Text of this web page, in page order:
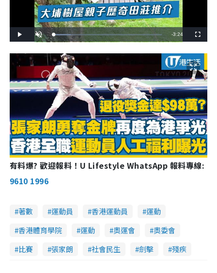
Play Unmute Loaded:
15.88%
Remaining
-3:24 Fullscreen
有料爆? 歡迎報料！U Lifestyle WhatsApp 報料專線:
9610 1996
著數 運動員 香港運動員
運動
香港體育學院
運動 奧運會
奧委會
比賽
張家朗 社會民生 劍擊 殘疾